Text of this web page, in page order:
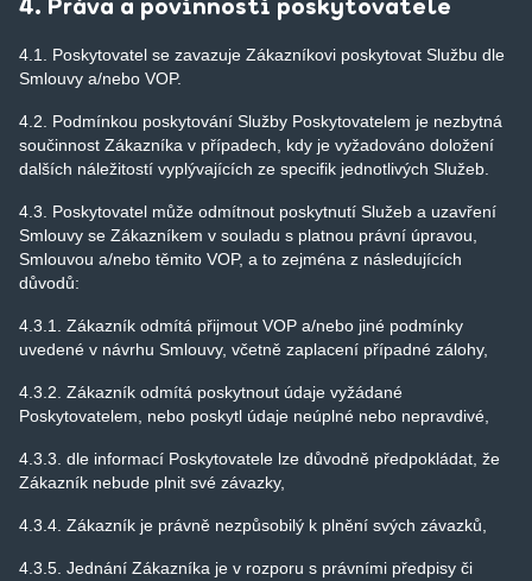
4. Práva a povinnosti poskytovatele
4.1. Poskytovatel se zavazuje Zákazníkovi poskytovat Službu dle
Smlouvy a/nebo VOP.
4.2. Podmínkou poskytování Služby Poskytovatelem je nezbytná
součinnost Zákazníka v případech, kdy je vyžadováno doložení
dalších náležitostí vyplývajících ze specifik jednotlivých Služeb.
4.3. Poskytovatel může odmítnout poskytnutí Služeb a uzavření
Smlouvy se Zákazníkem v souladu s platnou právní úpravou,
Smlouvou a/nebo těmito VOP, a to zejména z následujících
důvodů:
4.3.1. Zákazník odmítá přijmout VOP a/nebo jiné podmínky
uvedené v návrhu Smlouvy, včetně zaplacení případné zálohy,
4.3.2. Zákazník odmítá poskytnout údaje vyžádané
Poskytovatelem, nebo poskytl údaje neúplné nebo nepravdivé,
4.3.3. dle informací Poskytovatele lze důvodně předpokládat, že
Zákazník nebude plnit své závazky,
4.3.4. Zákazník je právně nezpůsobilý k plnění svých závazků,
4.3.5. Jednání Zákazníka je v rozporu s právními předpisy či